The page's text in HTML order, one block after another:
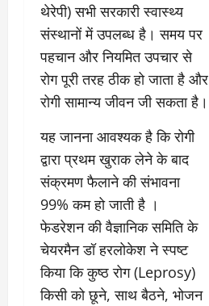
थेरेपी) सभी सरकारी स्वास्थ्य
संस्थानों में उपलब्ध है। समय पर
पहचान और नियमित उपचार से
रोग पूरी तरह ठीक हो जाता है और
रोगी सामान्य जीवन जी सकता है।
यह जानना आवश्यक है कि रोगी
द्वारा प्रथम खुराक लेने के बाद
संक्रमण फैलाने की संभावना
99% कम हो जाती है ।
फेडरेशन की वैज्ञानिक समिति के
चेयरमैन डॉ हरलोकेश ने स्पष्ट
किया कि कुष्ठ रोग (Leprosy)
किसी को छूने, साथ बैठने, भोजन